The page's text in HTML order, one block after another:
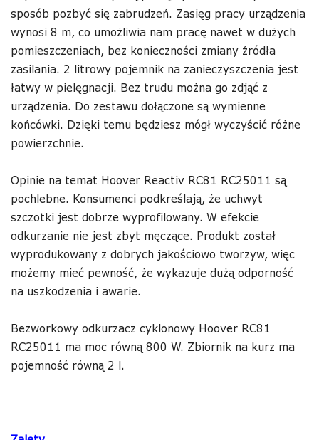
sposób pozbyć się zabrudzeń. Zasięg pracy urządzenia
wynosi 8 m, co umożliwia nam pracę nawet w dużych
pomieszczeniach, bez konieczności zmiany źródła
zasilania. 2 litrowy pojemnik na zanieczyszczenia jest
łatwy w pielęgnacji. Bez trudu można go zdjąć z
urządzenia. Do zestawu dołączone są wymienne
końcówki. Dzięki temu będziesz mógł wyczyścić różne
powierzchnie.
Opinie na temat Hoover Reactiv RC81 RC25011 są
pochlebne. Konsumenci podkreślają, że uchwyt
szczotki jest dobrze wyprofilowany. W efekcie
odkurzanie nie jest zbyt męczące. Produkt został
wyprodukowany z dobrych jakościowo tworzyw, więc
możemy mieć pewność, że wykazuje dużą odporność
na uszkodzenia i awarie.
Bezworkowy odkurzacz cyklonowy Hoover RC81
RC25011 ma moc równą 800 W. Zbiornik na kurz ma
pojemność równą 2 l.